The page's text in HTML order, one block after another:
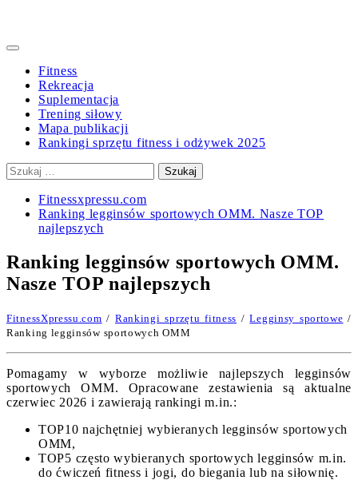
Primary
Fitness
Rekreacja
Suplementacja
Trening siłowy
Mapa publikacji
Rankingi sprzętu fitness i odżywek 2025
Szukaj:
Fitnessxpressu.com
Ranking legginsów sportowych OMM. Nasze TOP
najlepszych
Ranking legginsów sportowych OMM.
Nasze TOP najlepszych
FitnessXpressu.com / Rankingi sprzętu fitness /Legginsy sportowe /
Ranking legginsów sportowych OMM
Pomagamy w wyborze możliwie najlepszych legginsów
sportowych OMM. Opracowane zestawienia są aktualne
czerwiec 2026 i zawierają rankingi m.in.:
TOP10 najchętniej wybieranych legginsów sportowych
OMM,
TOP5 często wybieranych sportowych legginsów m.in.
do ćwiczeń fitness i jogi, do biegania lub na siłownię.